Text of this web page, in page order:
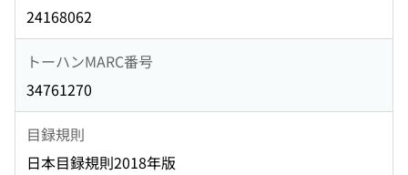
24168062
トーハンMARC番号
34761270
目録規則
日本目録規則2018年版